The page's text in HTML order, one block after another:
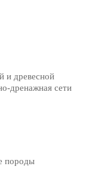
дренажная сети
и древесной
породы